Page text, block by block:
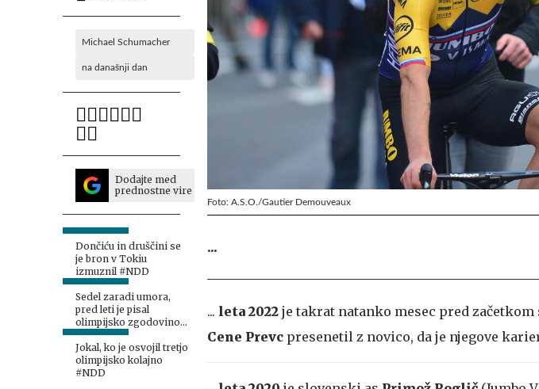
Michael Schumacher
na današnji dan
Dodajte med
prednostne vire
Dončiću in druščini se
je bron v Tokiu
izmuznil #NDD
Sedel zaradi umora,
pred leti je pisal
olimpijsko zgodovino
#NDD
Jokal, ko je osvojil tretjo
olimpijsko kolajno
#NDD
Foto: A.S.O./Gautier Demouveaux
...
... leta 2022 je takrat natanko mesec pred
Cene Prevc presenetil z novico, da je njegove